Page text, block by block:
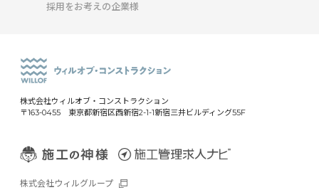
採用をお考えの企業様
株式会社ウィルオブ・コンストラクション
〒163-0455 東京都新宿区西新宿2-1-1新宿三井ビルディング55F
株式会社ウィルグループ